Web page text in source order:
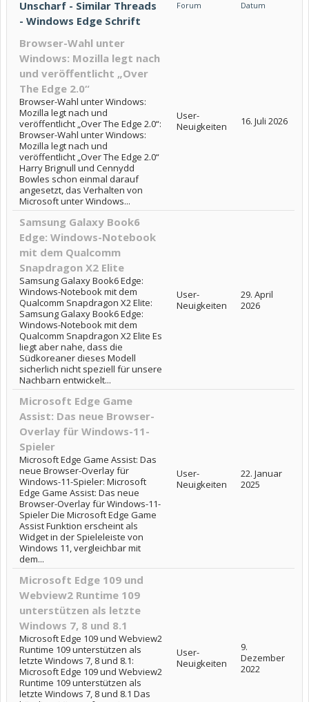
Unscharf - Similar Threads
- Windows Edge Schrift
Forum Datum
Browser-Wahl unter
Windows: Mozilla legt nach
und veröffentlicht „Over
The Edge 2.0“
Browser-Wahl unter Windows:
Mozilla legt nach und
veröffentlicht „Over The Edge 2.0“:
Browser-Wahl unter Windows:
Mozilla legt nach und
veröffentlicht „Over The Edge 2.0“
Harry Brignull und Cennydd
Bowles schon einmal darauf
angesetzt, das Verhalten von
Microsoft unter Windows...
User-
Neuigkeiten
16. Juli 2026
Samsung Galaxy Book6
Edge: Windows-Notebook
mit dem Qualcomm
Snapdragon X2 Elite
Samsung Galaxy Book6 Edge:
Windows-Notebook mit dem
Qualcomm Snapdragon X2 Elite:
Samsung Galaxy Book6 Edge:
Windows-Notebook mit dem
Qualcomm Snapdragon X2 Elite Es
liegt aber nahe, dass die
Südkoreaner dieses Modell
sicherlich nicht speziell für unsere
Nachbarn entwickelt...
User-
Neuigkeiten
29. April
2026
Microsoft Edge Game
Assist: Das neue Browser-
Overlay für Windows-11-
Spieler
Microsoft Edge Game Assist: Das
neue Browser-Overlay für
Windows-11-Spieler: Microsoft
Edge Game Assist: Das neue
Browser-Overlay für Windows-11-
Spieler Die Microsoft Edge Game
Assist Funktion erscheint als
Widget in der Spieleleiste von
Windows 11, vergleichbar mit
dem...
User-
Neuigkeiten
22. Januar
2025
Microsoft Edge 109 und
Webview2 Runtime 109
unterstützen als letzte
Windows 7, 8 und 8.1
Microsoft Edge 109 und Webview2
Runtime 109 unterstützen als
letzte Windows 7, 8 und 8.1:
Microsoft Edge 109 und Webview2
Runtime 109 unterstützen als
letzte Windows 7, 8 und 8.1 Das
User-
Neuigkeiten
9.
Dezember
2022